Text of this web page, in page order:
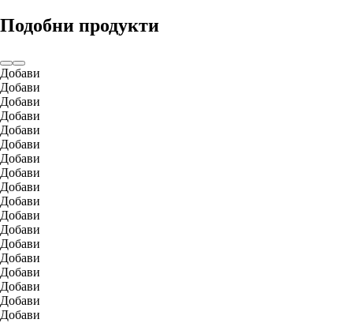
Подобни продукти
Добави
Добави
Добави
Добави
Добави
Добави
Добави
Добави
Добави
Добави
Добави
Добави
Добави
Добави
Добави
Добави
Добави
Добави